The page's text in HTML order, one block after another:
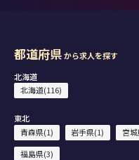
都道府県から求人を探す
北海道
北海道(116)
東北
青森県(1)
岩手県(1) 宮
福島県(3)